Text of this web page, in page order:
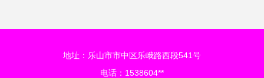
地址：乐山市市中区乐峨路西段541号
电话：1538604**